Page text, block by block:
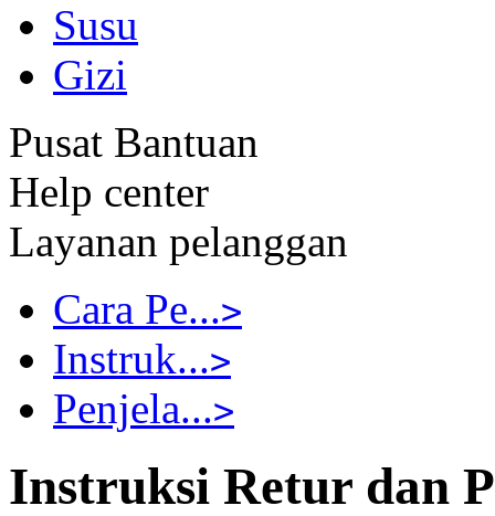
Susu
Gizi
Pusat Bantuan
Help center
Layanan pelanggan
Cara Pe...>
Instruk...>
Penjela...>
Instruksi Retur dan